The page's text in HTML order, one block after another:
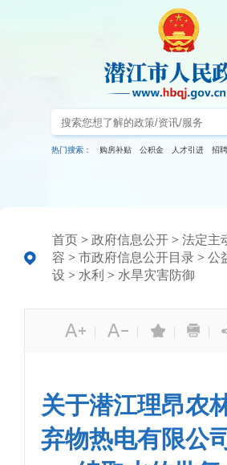
热门搜索： 购房补贴 公积金 人才引进 招聘
首页 > 政府信息公开 > 法定主
容 > 市政府信息公开目录 > 公
设 > 水利 > 水旱灾害防御
| | | |
关于潜江理昂农
弃物热电有限公